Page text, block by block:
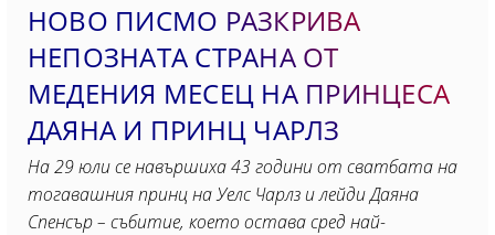
НОВО ПИСМО РАЗКРИВА
НЕПОЗНАТА СТРАНА ОТ
МЕДЕНИЯ МЕСЕЦ НА ПРИНЦЕСА
ДАЯНА И ПРИНЦ ЧАРЛЗ
На 29 юли се навършиха 43 години от сватбата на
тогавашния принц на Уелс Чарлз и лейди Даяна
Спенсър – събитие, което остава сред най-